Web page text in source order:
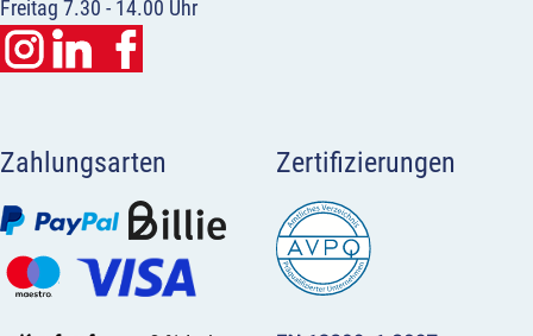
Freitag 7.30 - 14.00 Uhr
Zahlungsarten Zertifizierungen